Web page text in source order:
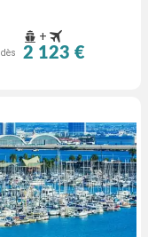
+
dès 2 123 €